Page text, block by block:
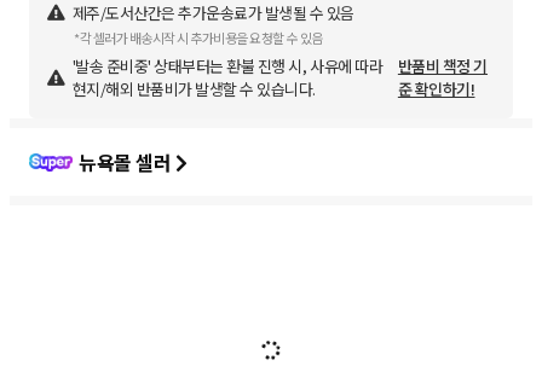
제주/도서산간은 추가운송료가 발생될 수 있음
*각 셀러가 배송시작 시 추가비용을 요청할 수 있음
'발송 준비중' 상태부터는 환불 진행 시, 사유에 따라
현지/해외 반품비가 발생할 수 있습니다.
반품비 책정 기
준 확인하기!
뉴욕몰 셀러